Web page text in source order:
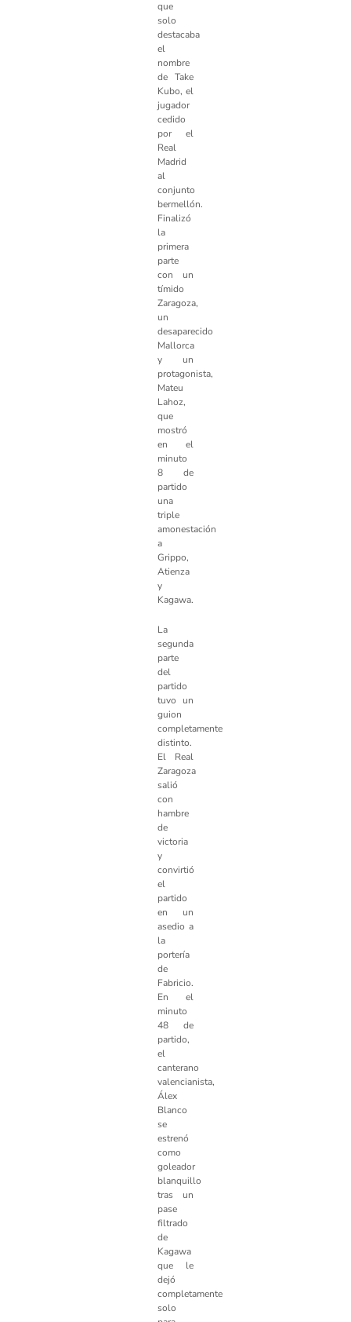
que
solo
destacaba
el
nombre
de Take
Kubo, el
jugador
cedido
por el
Real
Madrid
al
conjunto
bermellón.
Finalizó
la
primera
parte
con un
tímido
Zaragoza,
un
desaparecido
Mallorca
y un
protagonista,
Mateu
Lahoz,
que
mostró
en el
minuto
8 de
partido
una
triple
amonestación
a
Grippo,
Atienza
y
Kagawa.
La
segunda
parte
del
partido
tuvo un
guion
completamente
distinto.
El Real
Zaragoza
salió
con
hambre
de
victoria
y
convirtió
el
partido
en un
asedio a
la
portería
de
Fabricio.
En el
minuto
48 de
partido,
el
canterano
valencianista,
Álex
Blanco
se
estrenó
como
goleador
blanquillo
tras un
pase
filtrado
de
Kagawa
que le
dejó
completamente
solo